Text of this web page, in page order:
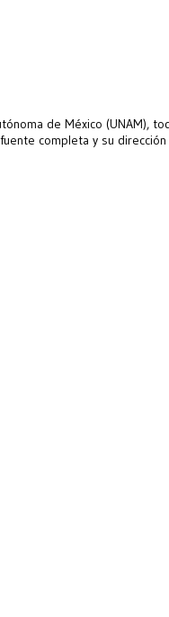
de México
completa y su